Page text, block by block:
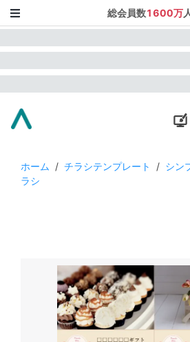
総会員数1600万
ホーム / チラシテンプレート / シン
ラシ